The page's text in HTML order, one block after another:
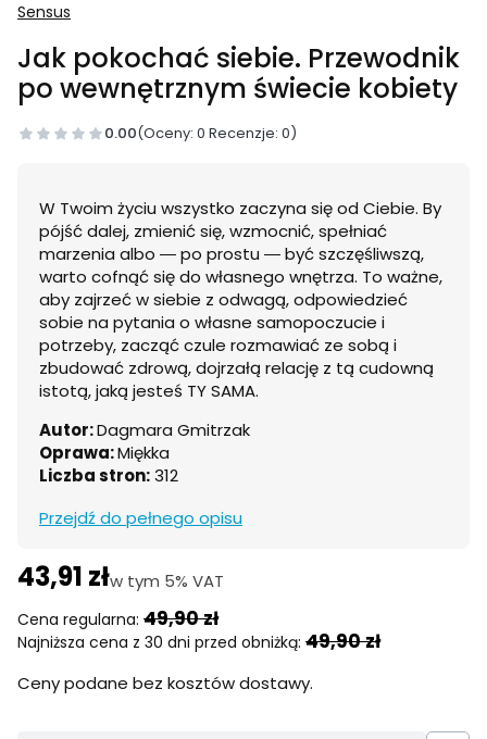
Sensus
Jak pokochać siebie. Przewodnik
po wewnętrznym świecie kobiety
0.00(Oceny: 0 Recenzje: 0)
W Twoim życiu wszystko zaczyna się od Ciebie. By
pójść dalej, zmienić się, wzmocnić, spełniać
marzenia albo ― po prostu ― być szczęśliwszą,
warto cofnąć się do własnego wnętrza. To ważne,
aby zajrzeć w siebie z odwagą, odpowiedzieć
sobie na pytania o własne samopoczucie i
potrzeby, zacząć czule rozmawiać ze sobą i
zbudować zdrową, dojrzałą relację z tą cudowną
istotą, jaką jesteś TY SAMA.
Autor:Dagmara Gmitrzak
Oprawa:Miękka
Liczba stron:312
Przejdź do pełnego opisu
43,91 złw tym 5% VAT
w tym 5% VAT
Cena regularna: 49,90 zł
Najniższa cena z 30 dni przed obniżką: 49,90 zł
Ceny podane bez kosztów dostawy.